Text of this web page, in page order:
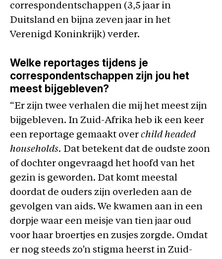
correspondentschappen (3,5 jaar in
Duitsland en bijna zeven jaar in het
Verenigd Koninkrijk) verder.
Welke reportages tijdens je
correspondentschappen zijn jou het
meest bijgebleven?
“Er zijn twee verhalen die mij het meest zijn
bijgebleven. In Zuid-Afrika heb ik een keer
een reportage gemaakt over child headed
households. Dat betekent dat de oudste zoon
of dochter ongevraagd het hoofd van het
gezin is geworden. Dat komt meestal
doordat de ouders zijn overleden aan de
gevolgen van aids. We kwamen aan in een
dorpje waar een meisje van tien jaar oud
voor haar broertjes en zusjes zorgde. Omdat
er nog steeds zo’n stigma heerst in Zuid-